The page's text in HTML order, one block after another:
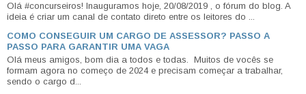
Olá #concurseiros! Inauguramos hoje, 20/08/2019 , o fórum do blog. A
ideia é criar um canal de contato direto entre os leitores do ...
COMO CONSEGUIR UM CARGO DE ASSESSOR? PASSO A
PASSO PARA GARANTIR UMA VAGA
Olá meus amigos, bom dia a todos e todas. Muitos de vocês se
formam agora no começo de 2024 e precisam começar a trabalhar,
sendo o cargo d...